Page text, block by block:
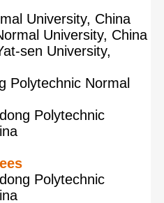
University, China
University, China
sen University,
Polytechnic Normal
Polytechnic
Polytechnic